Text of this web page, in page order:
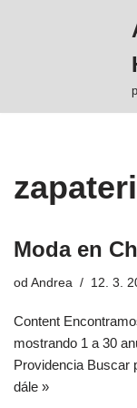
Moda en
od Andrea 12. 3.
Content
mostrando 1 a 30
Providencia Buscar
dále »